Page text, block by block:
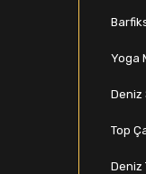
Yoga
Deniz
Top
Deniz